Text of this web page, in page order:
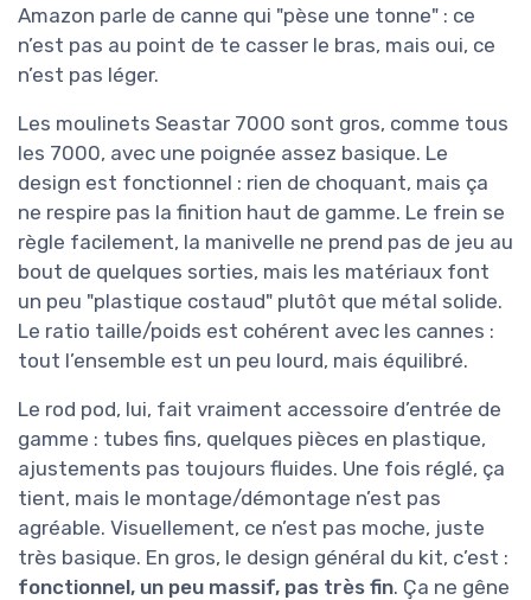
Amazon parle de canne qui "pèse une tonne" : ce
n’est pas au point de te casser le bras, mais oui, ce
n’est pas léger.
Les moulinets Seastar 7000 sont gros, comme tous
les 7000, avec une poignée assez basique. Le
design est fonctionnel : rien de choquant, mais ça
ne respire pas la finition haut de gamme. Le frein se
règle facilement, la manivelle ne prend pas de jeu au
bout de quelques sorties, mais les matériaux font
un peu "plastique costaud" plutôt que métal solide.
Le ratio taille/poids est cohérent avec les cannes :
tout l’ensemble est un peu lourd, mais équilibré.
Le rod pod, lui, fait vraiment accessoire d’entrée de
gamme : tubes fins, quelques pièces en plastique,
ajustements pas toujours fluides. Une fois réglé, ça
tient, mais le montage/démontage n’est pas
agréable. Visuellement, ce n’est pas moche, juste
très basique. En gros, le design général du kit, c’est :
fonctionnel, un peu massif, pas très fin. Ça ne gêne